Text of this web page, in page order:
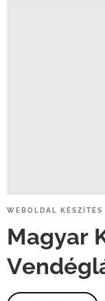
WEBOLDAL
Magyar